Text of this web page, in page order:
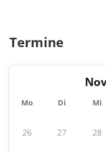
Termine
Mo Di Mi
26 27 28